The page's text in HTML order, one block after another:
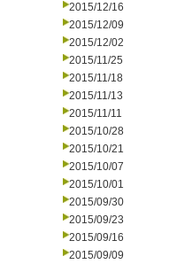
2015/12/16
2015/12/09
2015/12/02
2015/11/25
2015/11/18
2015/11/13
2015/11/11
2015/10/28
2015/10/21
2015/10/07
2015/10/01
2015/09/30
2015/09/23
2015/09/16
2015/09/09